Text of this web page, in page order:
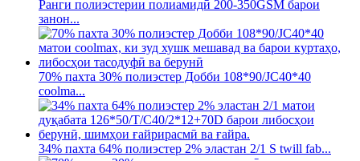
Ранги полиэстерии полиамидӣ 200-350GSM барои
занон...
70% пахта 30% полиэстер Добби 108*90/JC40*40
coolma...
34% пахта 64% полиэстер 2% эластан 2/1 S twill fab...